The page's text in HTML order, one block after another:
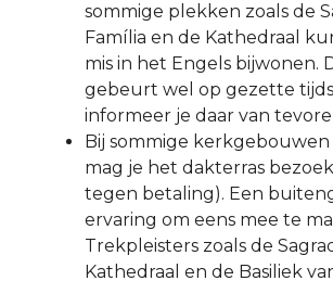
sommige plekken zoals de
Família en de Kathedraal
mis in het Engels bijwonen.
gebeurt wel op gezette
informeer je daar van
Bij sommige kerkgebouwen
mag je het dakterras
tegen betaling). Een
ervaring om eens mee te
Trekpleisters zoals de
Kathedraal en de Basiliek